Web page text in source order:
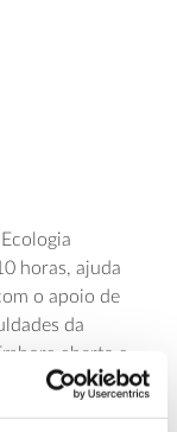
horas, ajuda
o apoio de
da
aberto a
acreditada